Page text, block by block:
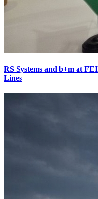
RS Systems and b+m at
Lines